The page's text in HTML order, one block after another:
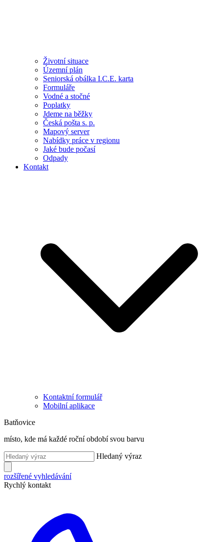
Životní situace
Územní plán
Seniorská obálka I.C.E. karta
Formuláře
Vodné a stočné
Poplatky
Jdeme na běžky
Česká pošta s. p.
Mapový server
Nabídky práce v regionu
Jaké bude počasí
Odpady
Kontakt
Kontaktní formulář
Mobilní aplikace
Batňovice
místo, kde má každé roční období svou barvu
Hledaný výraz
rozšířené vyhledávání
Rychlý kontakt